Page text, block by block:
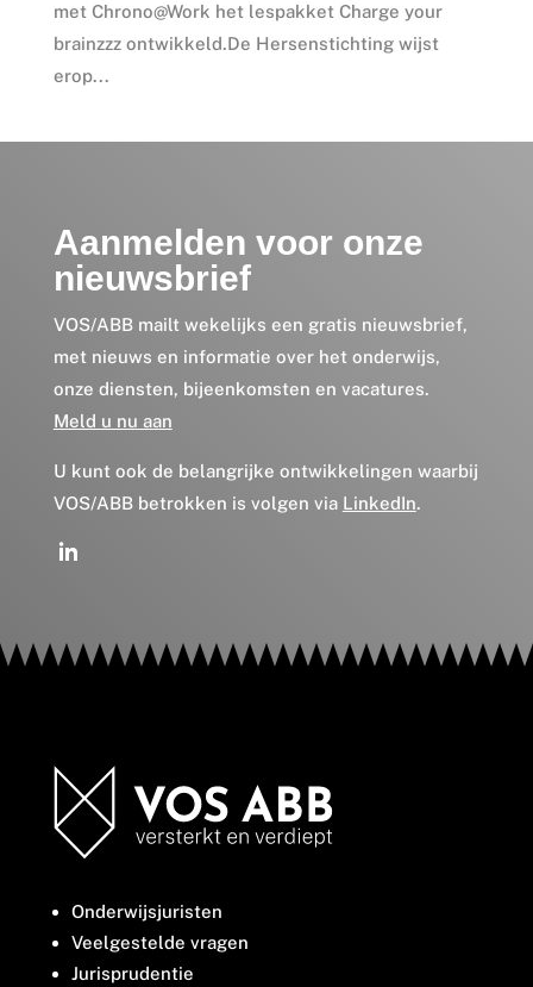
met Chrono@Work het lespakket Charge your
brainzzz ontwikkeld.De Hersenstichting wijst
erop...
Aanmelden voor onze
nieuwsbrief
VOS/ABB mailt wekelijks een gratis nieuwsbrief,
met nieuws en informatie over het onderwijs,
onze diensten, bijeenkomsten en vacatures.
Meld u nu aan
U kunt ook de belangrijke ontwikkelingen waarbij
VOS/ABB betrokken is volgen via LinkedIn.
Onderwijsjuristen
Veelgestelde vragen
Jurisprudentie